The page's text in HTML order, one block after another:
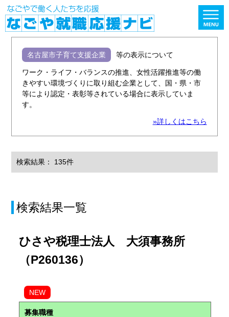
名古屋市子育て支援企業 等の表示について
ワーク・ライフ・バランスの推進、女性活躍推進等の働
きやすい環境づくりに取り組む企業として、国・県・市
等により認定・表彰等されている場合に表示していま
す。
»詳しくはこちら
検索結果： 135件
検索結果一覧
ひさや税理士法人 大須事務所
（P260136）
NEW
募集職種